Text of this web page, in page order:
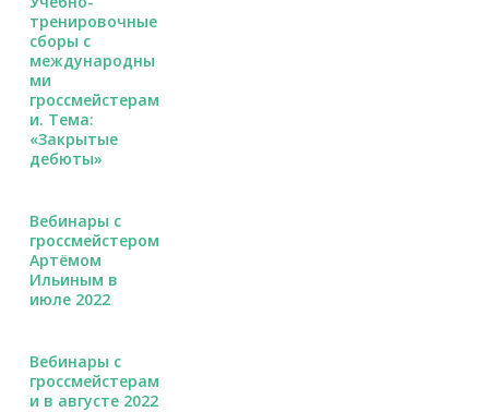
тренировочные
сборы с
международны
ми
гроссмейстерам
и. Тема:
«Закрытые
дебюты»
Вебинары с
гроссмейстером
Артёмом
Ильиным в
июле 2022
Вебинары с
гроссмейстерам
и в августе 2022